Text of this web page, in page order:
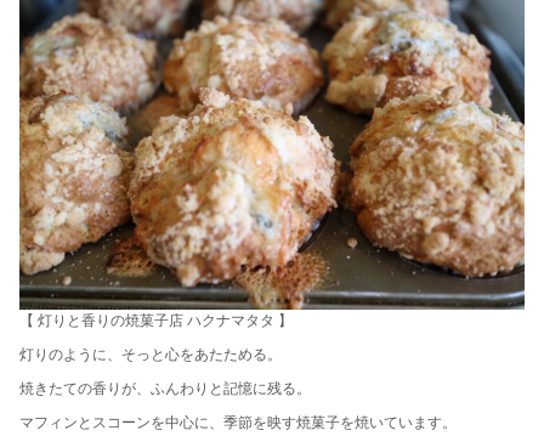
【 灯りと香りの焼菓子店 ハクナマタタ 】
灯りのように、そっと心をあたためる。
焼きたての香りが、ふんわりと記憶に残る。
マフィンとスコーンを中心に、季節を映す焼菓子を焼いています。